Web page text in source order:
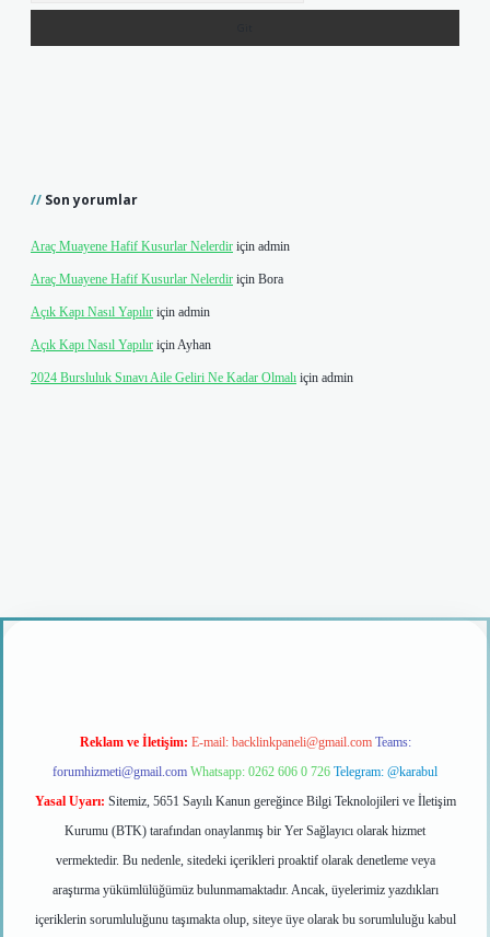
Son yorumlar
Araç Muayene Hafif Kusurlar Nelerdir için admin
Araç Muayene Hafif Kusurlar Nelerdir için Bora
Açık Kapı Nasıl Yapılır için admin
Açık Kapı Nasıl Yapılır içinAyhan
2024 Bursluluk Sınavı Aile Geliri Ne Kadar Olmalı için admin
giriş
Reklam ve İletişim: E-mail: backlinkpaneli@gmail.com Teams:
forumhizmeti@gmail.com Whatsapp: 0262 606 0 726 Telegram: @karabul
Yasal Uyarı: Sitemiz, 5651 Sayılı Kanun gereğince Bilgi Teknolojileri ve İletişim
Kurumu (BTK) tarafından onaylanmış bir Yer Sağlayıcı olarak hizmet
vermektedir. Bu nedenle, sitedeki içerikleri proaktif olarak denetleme veya
araştırma yükümlülüğümüz bulunmamaktadır. Ancak, üyelerimiz yazdıkları
içeriklerin sorumluluğunu taşımakta olup, siteye üye olarak bu sorumluluğu kabul